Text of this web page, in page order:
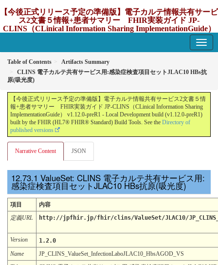
【今後正式リリース予定の準備版】電子カルテ情報共有サービ
ス2文書５情報+患者サマリー FHIR実装ガイド JP-
CLINS（CLinical Information Sharing ImplementationGuide）
Table of Contents
Artifacts Summary
CLINS 電子カルテ共有サービス用:感染症検査項目セットJLAC10 HBs抗
原(吸光度)
【今後正式リリース予定の準備版】電子カルテ情報共有サービス2文書５情
報+患者サマリー FHIR実装ガイド JP-CLINS（CLinical Information Sharing
ImplementationGuide） v1.12.0-preR1 - Local Development build (v1.12.0-preR1)
built by the FHIR (HL7® FHIR® Standard) Build Tools. See the Directory of
published versions
Narrative Content JSON
ValueSet: CLINS 電子カルテ共有サービス用:
感染症検査項目セットJLAC10 HBs抗原(吸光度)
項目
内容
定義URL
http://jpfhir.jp/fhir/clins/ValueSet/JLAC10/
Version
1.2.0
Name
JP_CLINS_ValueSet_InfectionLaboJLAC10_HbsAGOD_VS